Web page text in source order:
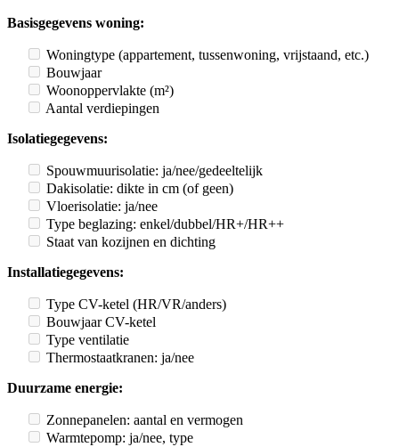
Basisgegevens woning:
Woningtype (appartement, tussenwoning, vrijstaand, etc.)
Bouwjaar
Woonoppervlakte (m²)
Aantal verdiepingen
Isolatiegegevens:
Spouwmuurisolatie: ja/nee/gedeeltelijk
Dakisolatie: dikte in cm (of geen)
Vloerisolatie: ja/nee
Type beglazing: enkel/dubbel/HR+/HR++
Staat van kozijnen en dichting
Installatiegegevens:
Type CV-ketel (HR/VR/anders)
Bouwjaar CV-ketel
Type ventilatie
Thermostaatkranen: ja/nee
Duurzame energie:
Zonnepanelen: aantal en vermogen
Warmtepomp: ja/nee, type